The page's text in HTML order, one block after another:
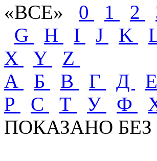
«ВСЕ» 0 1 2
G
H I J K
X
Y
Z
А
Б В Г Д Е
Р
С Т У Ф
ПОКАЗАНО